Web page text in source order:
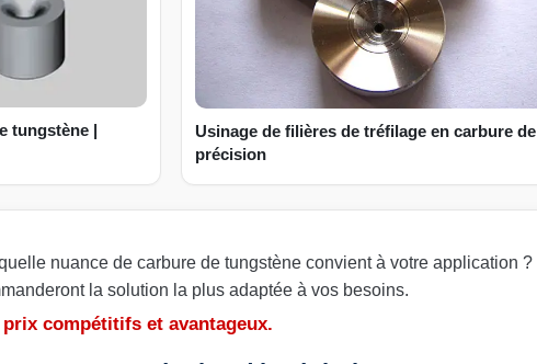
tungstène |
Usinage de filières de tréfilage en carbure de
précision
nuance de carbure de tungstène convient à votre application ?
la solution la plus adaptée à vos besoins.
prix compétitifs et avantageux.